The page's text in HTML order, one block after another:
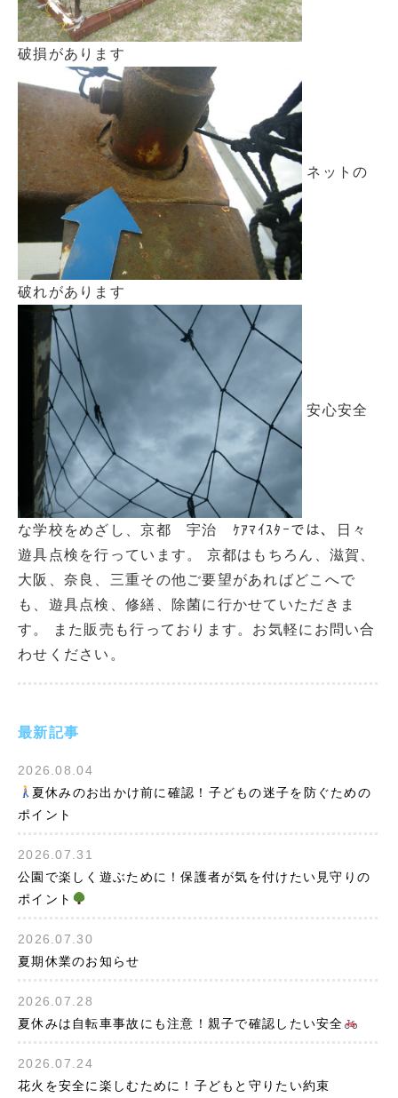
最新記事
2026.08.04
夏休みのお出かけ前に確認！子どもの迷子を防ぐための
ポイント
2026.07.31
公園で楽しく遊ぶために！保護者が気を付けたい見守りの
ポイント
2026.07.30
夏期休業のお知らせ
2026.07.28
夏休みは自転車事故にも注意！親子で確認したい安全
2026.07.24
花火を安全に楽しむために！子どもと守りたい約束
破損があります
ネットの
破れがあります
安心安全
な学校をめざし、京都 宇治 ｹｱﾏｲｽﾀｰでは、日々
遊具点検を行っています。 京都はもちろん、滋賀、
大阪、奈良、三重その他ご要望があればどこへで
も、遊具点検、修繕、除菌に行かせていただきま
す。 また販売も行っております。お気軽にお問い合
わせください。